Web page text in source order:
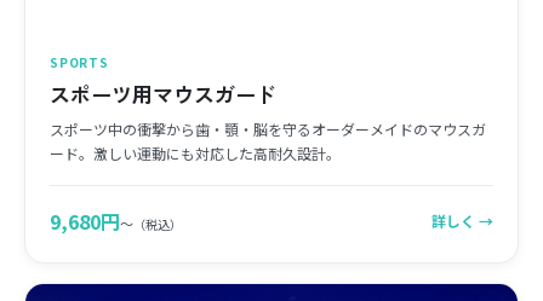
SPORTS
スポーツ用マウスガード
スポーツ中の衝撃から歯・顎・脳を守るオーダーメイドのマウスガ
ード。激しい運動にも対応した高耐久設計。
9,680円〜 （税込） 詳しく →